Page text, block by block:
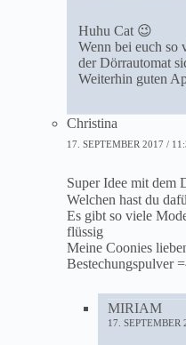
Huhu Cat 😉
Wenn bei euch so
der Dörrautomat
Weiterhin guten
Christina
17. SEPTEMBER 2017 /
Super Idee mit dem
Welchen hast du
Es gibt so viele
flüssig
Meine Coonies
Bestechungspulver
MIRIAM
17. SEPTEMBER